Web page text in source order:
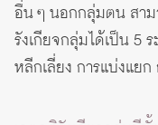
อื่น ๆ นอกกลุ่มตน สาม
รังเกียจกลุ่มได้เป็น 5
หลีกเลี่ยง การแบ่งแยก